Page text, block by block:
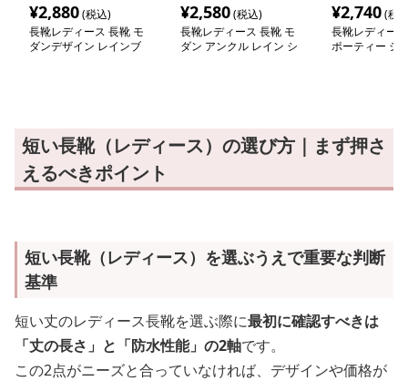
¥2,880(税込)
長靴レディース 長靴 モ
ダンデザイン レインブ
¥2,580(税込)
長靴レディース 長靴 モ
ダン アンクル レイン シ
¥2,740(税
長靴レディー
ポーティー シ
短い長靴（レディース）の選び方｜まず押さ
えるべきポイント
短い長靴（レディース）を選ぶうえで重要な判断
基準
短い丈のレディース長靴を選ぶ際に最初に確認すべきは
「丈の長さ」と「防水性能」の2軸です。
この2点がニーズと合っていなければ、デザインや価格が